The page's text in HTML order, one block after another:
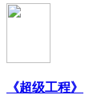
《超级工程》